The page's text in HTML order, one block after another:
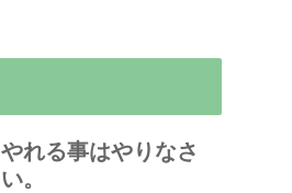
やれる事はやりなさ
い。